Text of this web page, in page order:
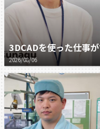
2026/08/06